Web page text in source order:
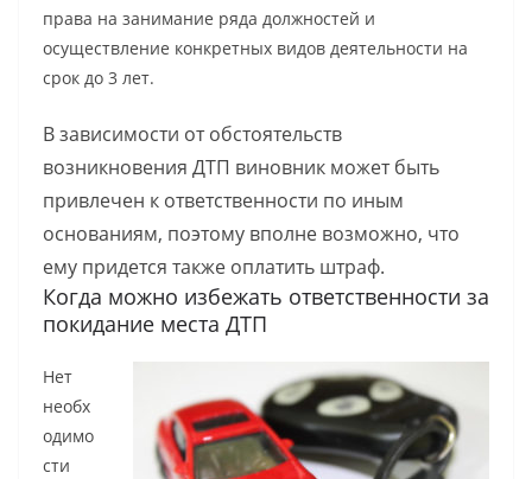
права на занимание ряда должностей и
осуществление конкретных видов деятельности на
срок до 3 лет.
В зависимости от обстоятельств
возникновения ДТП виновник может быть
привлечен к ответственности по иным
основаниям, поэтому вполне возможно, что
ему придется также оплатить штраф.
Когда можно избежать ответственности за
покидание места ДТП
Нет
необх
одимо
сти